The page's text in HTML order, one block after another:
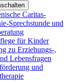
Caritas-
Sprechstunde und
für Kinder
zu Erziehungs-,
Lebensfragen
und